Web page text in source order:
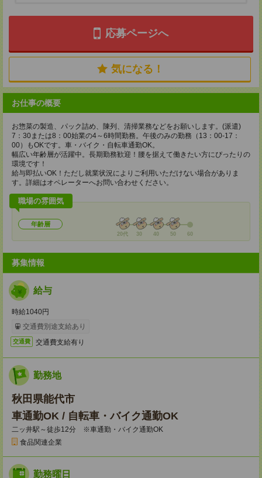
応募ページへ
気になる！
お仕事の概要
お惣菜の製造、パック詰め、陳列、清掃業務などをお願いします。(派遣)
7：30または8：00始業の4～6時間勤務。午後のみの勤務（13：00-17：
00）もOKです。車・バイク・自転車通勤OK。
幅広い年齢層が活躍中。長期勤務歓迎！腰を据えて働きたい方にぴったりの
環境です！
給与即払いOK！ただし就業状況によりご利用いただけない場合がありま
す。詳細はオペレーターへお問い合わせください。
職場の雰囲気
年齢層
20代 30 40 50 60
募集情報
給与
時給1040円
交通費別途支給あり
交通費 交通費支給有り
勤務地
秋田県能代市
車通勤OK / 自転車・バイク通勤OK
二ッ井駅～徒歩12分 ※車通勤・バイク通勤OK
食品関連企業
勤務曜日